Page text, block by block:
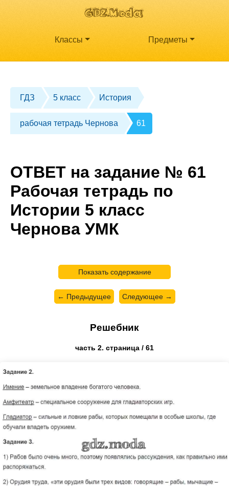
Классы Предметы
ГДЗ 5 класс История
рабочая тетрадь Чернова 61
ОТВЕТ на задание № 61
Рабочая тетрадь по
Истории 5 класс
Чернова УМК
Показать содержание
← Предыдущее Следующее →
Решебник
часть 2. страница / 61